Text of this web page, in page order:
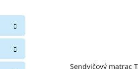
Sendvičový matrac